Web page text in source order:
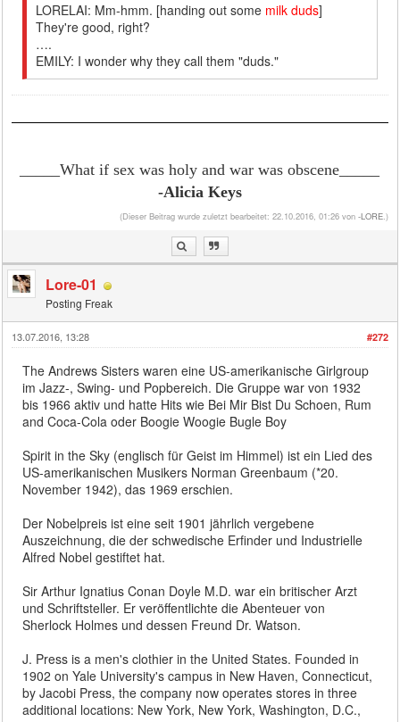
LORELAI: Mm-hmm. [handing out some milk duds]
They're good, right?
….
EMILY: I wonder why they call them "duds."
_____What if sex was holy and war was obscene
-Alicia Keys
(Dieser Beitrag wurde zuletzt bearbeitet: 22.10.2016, 01:26 von -LORE.)
Lore-01
Posting Freak
#272
13.07.2016, 13:28
The Andrews Sisters waren eine US-amerikanische Girlgroup
im Jazz-, Swing- und Popbereich. Die Gruppe war von 1932
bis 1966 aktiv und hatte Hits wie Bei Mir Bist Du Schoen, Rum
and Coca-Cola oder Boogie Woogie Bugle Boy
Spirit in the Sky (englisch für Geist im Himmel) ist ein Lied des
US-amerikanischen Musikers Norman Greenbaum (*20.
November 1942), das 1969 erschien.
Der Nobelpreis ist eine seit 1901 jährlich vergebene
Auszeichnung, die der schwedische Erfinder und Industrielle
Alfred Nobel gestiftet hat.
Sir Arthur Ignatius Conan Doyle M.D. war ein britischer Arzt
und Schriftsteller. Er veröffentlichte die Abenteuer von
Sherlock Holmes und dessen Freund Dr. Watson.
J. Press is a men's clothier in the United States. Founded in
1902 on Yale University's campus in New Haven, Connecticut,
by Jacobi Press, the company now operates stores in three
additional locations: New York, New York, Washington, D.C.,